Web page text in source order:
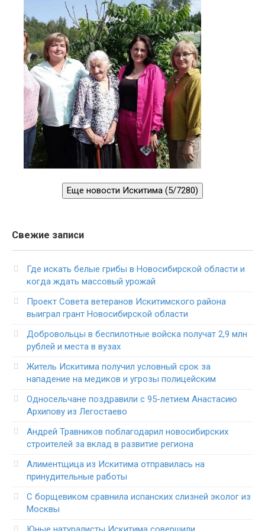
Еще новости Искитима (5/7280)
Свежие записи
Где искать белые грибы в Новосибирской области и
когда ждать массовый урожай
Проект Совета ветеранов Искитимского района
выиграл грант Новосибирской области
Добровольцы в беспилотные войска получат 2,9 млн
рублей и места в вузах
Житель Искитима получил условный срок за
нападение на медиков и угрозы полицейским
Односельчане поздравили с 95-летием Анастасию
Архипову из Легостаево
Андрей Травников поблагодарил новосибирских
строителей за вклад в развитие региона
Алиментщица из Искитима отправилась на
принудительные работы
С борщевиком сравнила испанских слизней эколог из
Москвы